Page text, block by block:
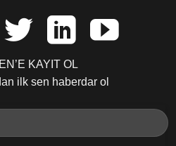
KAYIT OL
ilk sen haberdar ol